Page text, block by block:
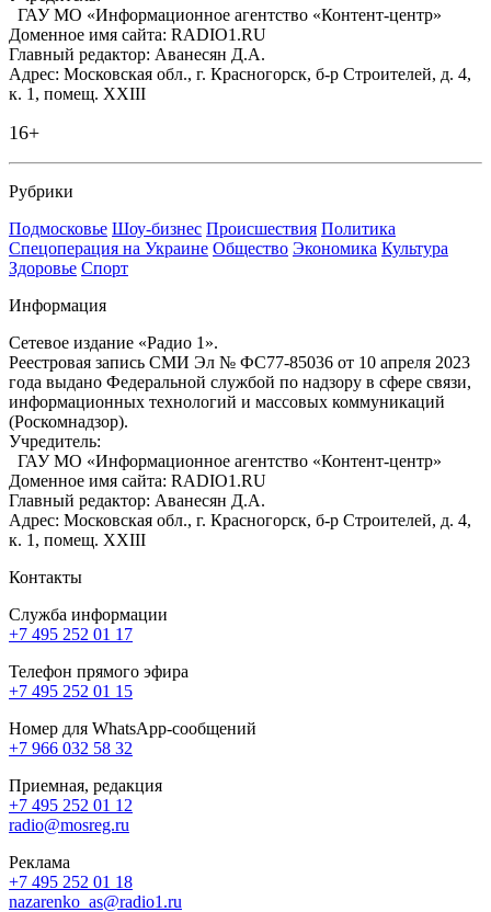
ГАУ МО «Информационное агентство «Контент-центр»
Доменное имя сайта: RADIO1.RU
Главный редактор: Аванесян Д.А.
Адрес: Московская обл., г. Красногорск, б-р Строителей, д. 4,
к. 1, помещ. XXIII
16+
Рубрики
Подмосковье Шоу-бизнес Происшествия Политика
Спецоперация на Украине Общество Экономика Культура
Здоровье Спорт
Информация
Сетевое издание «Радио 1».
Реестровая запись СМИ Эл № ФС77-85036 от 10 апреля 2023
года выдано Федеральной службой по надзору в сфере связи,
информационных технологий и массовых коммуникаций
(Роскомнадзор).
Учредитель:
ГАУ МО «Информационное агентство «Контент-центр»
Доменное имя сайта: RADIO1.RU
Главный редактор: Аванесян Д.А.
Адрес: Московская обл., г. Красногорск, б-р Строителей, д. 4,
к. 1, помещ. XXIII
Контакты
Служба информации
+7 495 252 01 17
Телефон прямого эфира
+7 495 252 01 15
Номер для WhatsApp-сообщений
+7 966 032 58 32
Приемная, редакция
+7 495 252 01 12
radio@mosreg.ru
Реклама
+7 495 252 01 18
nazarenko_as@radio1.ru